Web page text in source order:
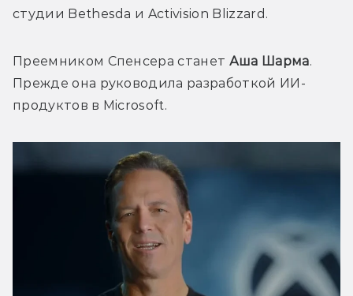
Преемником Спенсера станет Аша Шарма.
Прежде она руководила разработкой ИИ-